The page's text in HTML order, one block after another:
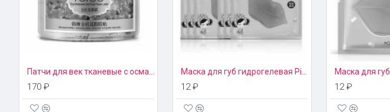
170 ₽ 12 ₽ 12 ₽